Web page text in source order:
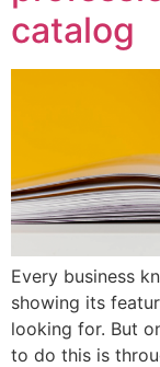
catalog
Every business
showing its
looking for. But
to do this is